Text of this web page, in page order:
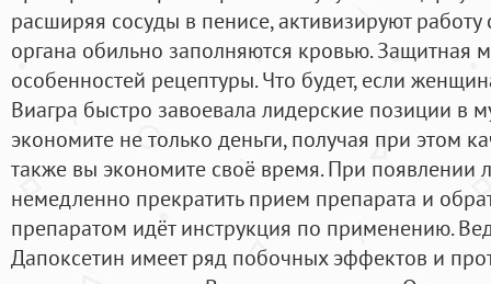
расширяя сосуды в пенисе, активизируют работу
органа обильно заполняются кровью. Защитная
особенностей рецептуры. Что будет, если
Виагра быстро завоевала лидерские позиции в
экономите не только деньги, получая при этом
также вы экономите своё время. При
немедленно прекратить прием препарата и
препаратом идёт инструкция по применению.
Дапоксетин имеет ряд побочных эффектов и